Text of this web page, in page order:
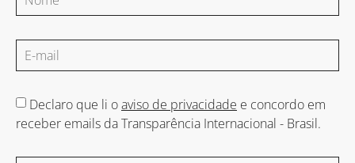
Declaro que li oaviso de privacidade e concordo em
receber emails da Transparência Internacional - Brasil.